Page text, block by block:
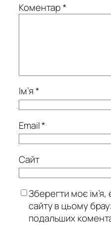
Коментар*
Ім’я*
Email*
Сайт
Зберегти моє
сайту в цьому
подальших